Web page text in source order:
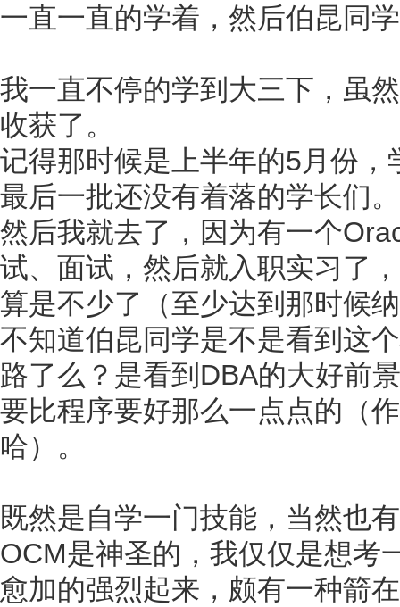
一直一直的学着，然后伯昆同
我一直不停的学到大三下，虽
收获了。
记得那时候是上半年的5月份
最后一批还没有着落的学长们。
然后我就去了，因为有一个
试、面试，然后就入职实习了
算是不少了（至少达到那时候
不知道伯昆同学是不是看到这
路了么？是看到DBA的大好前
要比程序要好那么一点点的（
哈）。
既然是自学一门技能，当然也
OCM是神圣的，我仅仅是想考
愈加的强烈起来，颇有一种箭